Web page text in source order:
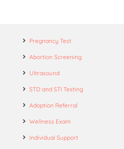
Pregnancy Test
Abortion Screening
Ultrasound
STD and STI Testing
Adoption Referral
Wellness Exam
Individual Support